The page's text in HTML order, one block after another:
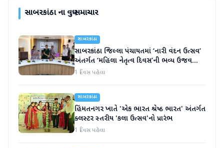
સાબરકાંઠાના વધુ સમાચાર
સાબરકાંઠા
સાબરકાંઠા જિલ્લા પંચાયતમાં ‘નારી વંદન ઉત્સવ’
અંતર્ગત ‘મહિલા નેતૃત્વ દિવસ’ની ભવ્ય ઉજવણી
કરાઈ
1 દિવસ પહેલા
સાબરકાંઠા
હિંમતનગર ખાતે 'એક ભારત શ્રેષ્ઠ ભારત' અંતર્ગત
ક્લસ્ટર સ્તરીય 'કલા ઉત્સવ'નો પ્રારંભ
1 દિવસ પહેલા